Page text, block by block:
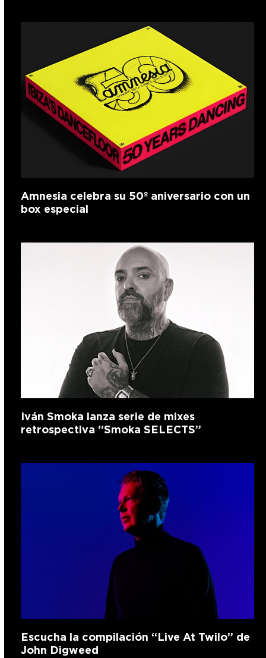
Amnesia celebra su 50º aniversario con un
box especial
Iván Smoka lanza serie de mixes
retrospectiva “Smoka SELECTS”
Escucha la compilación “Live At Twilo” de
John Digweed